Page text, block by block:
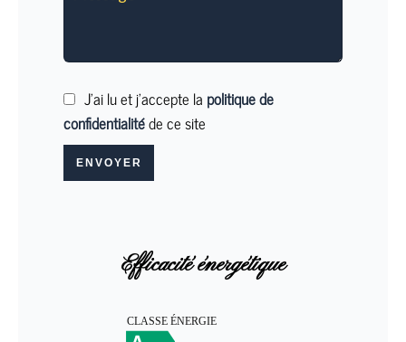
J’ai lu et j'accepte la politique de
confidentialitéde ce site
ENVOYER
Efficacité énergétique